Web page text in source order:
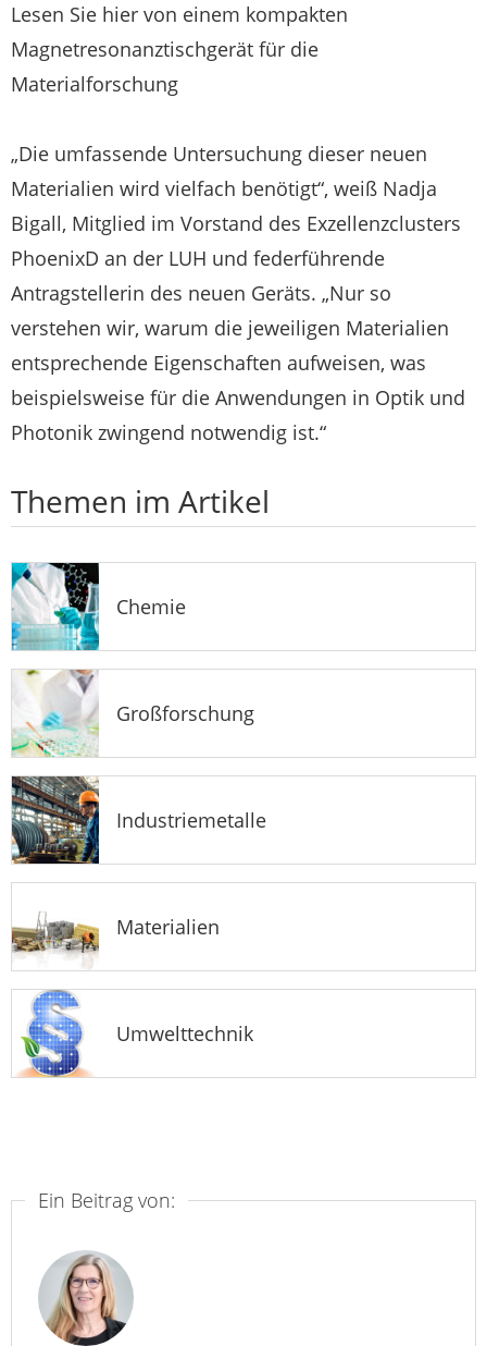
Lesen Sie hier von einem kompakten
Magnetresonanztischgerät für die
Materialforschung
„Die umfassende Untersuchung dieser neuen
Materialien wird vielfach benötigt“, weiß Nadja
Bigall, Mitglied im Vorstand des Exzellenzclusters
PhoenixD an der LUH und federführende
Antragstellerin des neuen Geräts. „Nur so
verstehen wir, warum die jeweiligen Materialien
entsprechende Eigenschaften aufweisen, was
beispielsweise für die Anwendungen in Optik und
Photonik zwingend notwendig ist.“
Themen im Artikel
Chemie
Großforschung
Industriemetalle
Materialien
Umwelttechnik
Ein Beitrag von: